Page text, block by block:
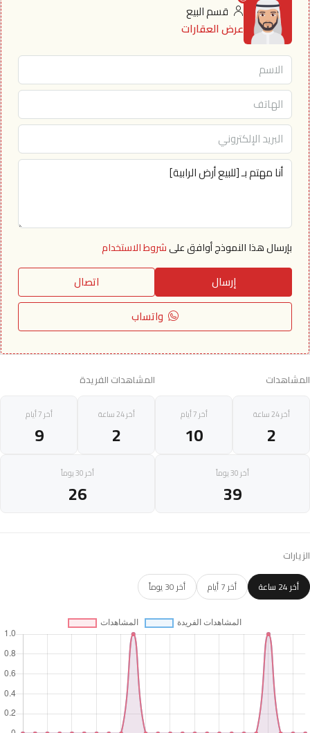
قسم البيع
عرض العقارات
بإرسال هذا النموذج أوافق علىشروط الاستخدام
إرسال
اتصال
واتساب
المشاهدات
أخر 24 ساعة
2
أخر 7 أيام
10
أخر 30 يوماً
39
المشاهدات الفريدة
أخر 24 ساعة
2
أخر 7 أيام
9
أخر 30 يوماً
26
الزيارات
أخر 24 ساعة أخر 7 أيام أخر 30 يوماً